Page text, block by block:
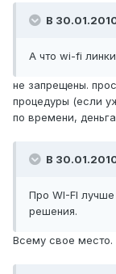
В
А что wi-fi
не запрещены.
процедуры (если
по времени,
В
Про WI-FI
решения.
Всему свое место.